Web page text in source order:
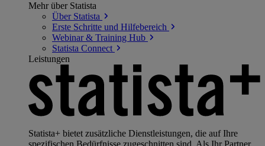
Mehr über Statista
Über Statista
Erste Schritte und Hilfebereich
Webinar & Training Hub
Statista Connect
Leistungen
Statista+ bietet zusätzliche Dienstleistungen, die auf Ihre
spezifischen Bedürfnisse zugeschnitten sind. Als Ihr Partner